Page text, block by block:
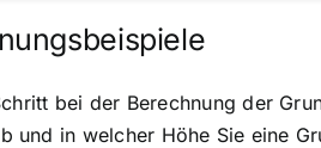
bei der Berechnung der
und in welcher Höhe Sie eine